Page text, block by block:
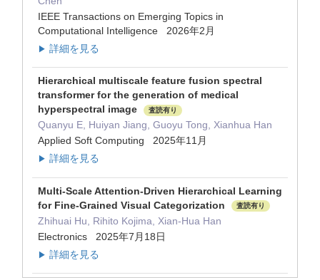
IEEE Transactions on Emerging Topics in
Computational Intelligence 2026年2月
▶ 詳細を見る
Hierarchical multiscale feature fusion spectral
transformer for the generation of medical
hyperspectral image
査読有り
Quanyu E, Huiyan Jiang, Guoyu Tong, Xianhua Han
Applied Soft Computing 2025年11月
▶ 詳細を見る
Multi-Scale Attention-Driven Hierarchical Learning
for Fine-Grained Visual Categorization
査読有り
Zhihuai Hu, Rihito Kojima, Xian-Hua Han
Electronics 2025年7月18日
▶ 詳細を見る